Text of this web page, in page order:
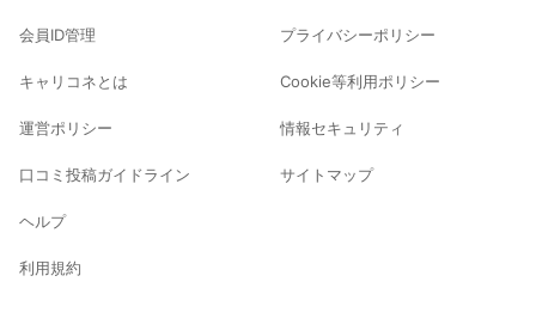
会員ID管理
キャリコネとは
運営ポリシー
口コミ投稿ガイドライン
ヘルプ
利用規約
プライバシーポリシー
Cookie等利用ポリシー
情報セキュリティ
サイトマップ